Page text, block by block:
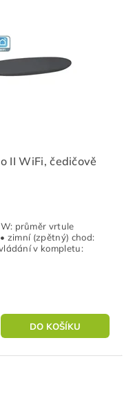
II WiFi, čedičově
průměr vrtule
zimní (zpětný) chod:
v kompletu: